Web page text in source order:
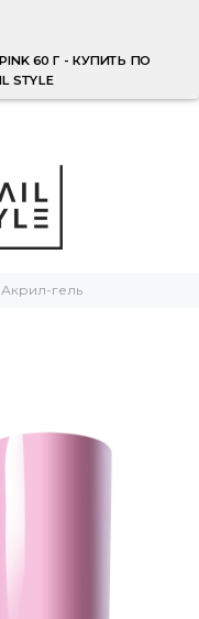
60 Г - КУПИТЬ ПО
STYLE
Акрил-гель